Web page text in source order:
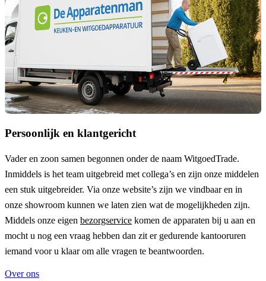
Persoonlijk en klantgericht
Vader en zoon samen begonnen onder de naam WitgoedTrade.
Inmiddels is het team uitgebreid met collega’s en zijn onze middelen
een stuk uitgebreider. Via onze website’s zijn we vindbaar en in
onze showroom kunnen we laten zien wat de mogelijkheden zijn.
Middels onze eigen bezorgservice komen de apparaten bij u aan en
mocht u nog een vraag hebben dan zit er gedurende kantooruren
iemand voor u klaar om alle vragen te beantwoorden.
Over ons